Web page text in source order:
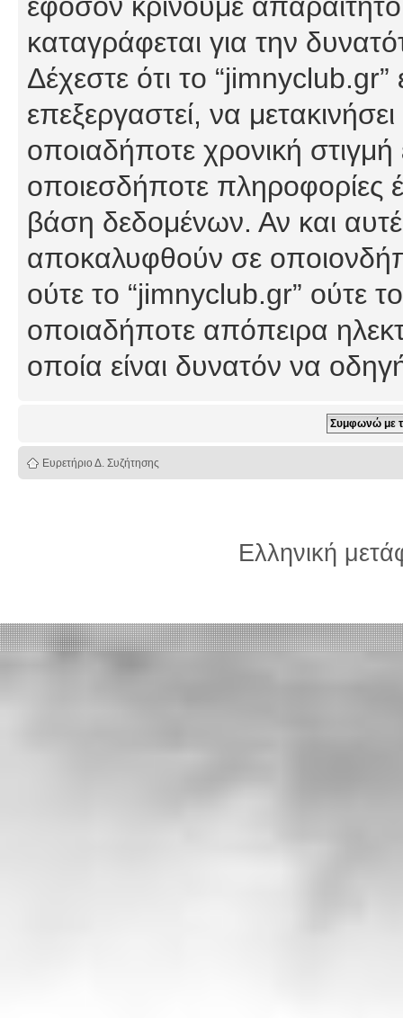
καταγράφεται για την
Δέχεστε ότι το
επεξεργαστεί, να
οποιαδήποτε χρονική στιγμή
οποιεσδήποτε πληροφορίες
βάση δεδομένων. Αν και
αποκαλυφθούν σε
ούτε το “jimnyclub.gr” ούτε
οποιαδήποτε απόπειρα
οποία είναι δυνατόν να
Ευρετήριο Δ. Συζήτησης
Ελληνική